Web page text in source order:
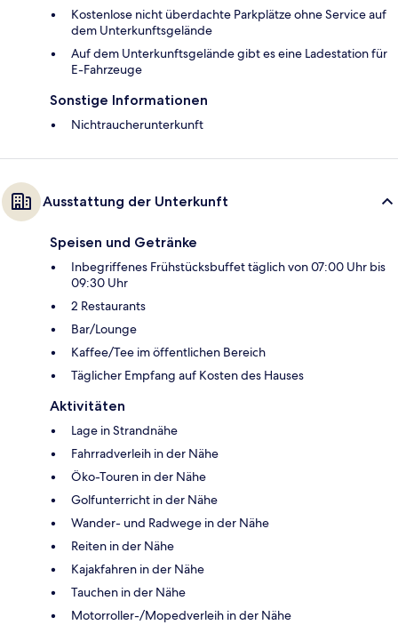
Kostenlose nicht überdachte Parkplätze ohne Service auf
dem Unterkunftsgelände
Auf dem Unterkunftsgelände gibt es eine Ladestation für
E-Fahrzeuge
Sonstige Informationen
Nichtraucherunterkunft
Ausstattung der Unterkunft
Speisen und Getränke
Inbegriffenes Frühstücksbuffet täglich von 07:00 Uhr bis
09:30 Uhr
2 Restaurants
Bar/Lounge
Kaffee/Tee im öffentlichen Bereich
Täglicher Empfang auf Kosten des Hauses
Aktivitäten
Lage in Strandnähe
Fahrradverleih in der Nähe
Öko-Touren in der Nähe
Golfunterricht in der Nähe
Wander- und Radwege in der Nähe
Reiten in der Nähe
Kajakfahren in der Nähe
Tauchen in der Nähe
Motorroller-/Mopedverleih in der Nähe